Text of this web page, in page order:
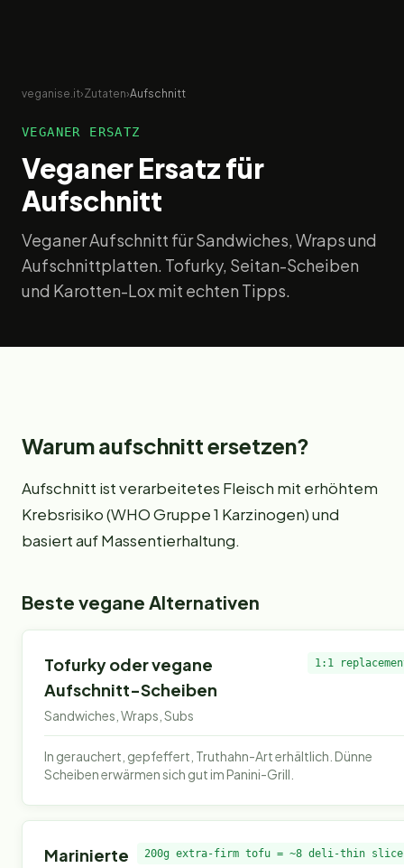
veganise.it›Zutaten›Aufschnitt
VEGANER ERSATZ
Veganer Ersatz für
Aufschnitt
Veganer Aufschnitt für Sandwiches, Wraps und
Aufschnittplatten. Tofurky, Seitan-Scheiben
und Karotten-Lox mit echten Tipps.
Warumaufschnittersetzen?
Aufschnitt ist verarbeitetes Fleisch mit erhöhtem
Krebsrisiko (WHO Gruppe 1 Karzinogen) und
basiert auf Massentierhaltung.
Beste vegane Alternativen
Tofurky oder vegane
Aufschnitt-Scheiben
Sandwiches, Wraps, Subs
1:1
In gerauchert, gepfeffert, Truthahn-Art erhältlich. Dünne
Scheiben erwärmen sich gut im Panini-Grill.
Marinierte
200g extra-firm tofu = ~8 deli-thin